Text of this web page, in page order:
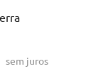
sem juros